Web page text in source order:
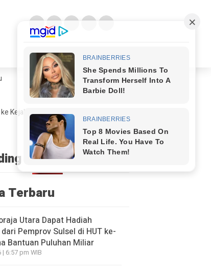
Kejaksaan
Terbaru
Utara Dapat Hadiah
Pemprov Sulsel di HUT ke-
Bantuan Puluhan Miliar
6:57 pm WIB